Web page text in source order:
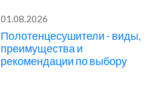
01.08.2026
Полотенцесушители - виды,
преимущества и
рекомендации по выбору